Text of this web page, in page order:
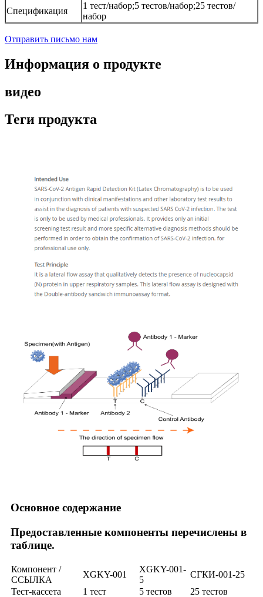
Спецификация
1 тест/набор;5 тестов/набор;25 тестов/
набор
Отправить письмо нам
Информация о продукте
видео
Теги продукта
Основное содержание
Предоставленные компоненты перечислены в
таблице.
Компонент /
ССЫЛКА
XGKY-001
XGKY-001-
5
СГКИ-001-25
Тест-кассета
1 тест 5 тестов
25 тестов